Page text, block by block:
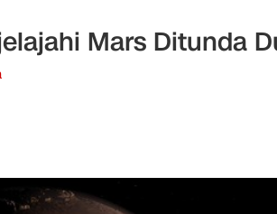
Mars Ditunda